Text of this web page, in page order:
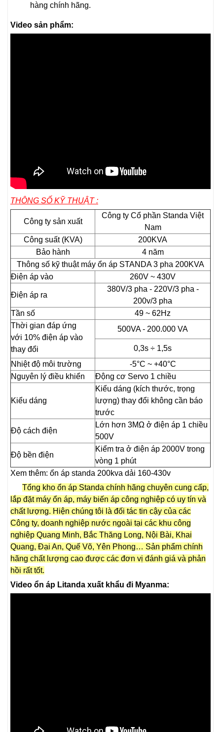
hàng chính hãng.
Video sản phẩm:
THÔNG SỐ KỸ THUẬT :
Công ty sản xuất
Công ty Cổ phần Standa Việt
Nam
Công suất (KVA)
200KVA
Bảo hành
4 năm
Thông số kỹ thuật máy ổn áp STANDA 3 pha 200KVA
Điện áp vào
260V ~ 430V
Điện áp ra
380V/3 pha - 220V/3 pha -
200v/3 pha
Tần số
49 ~ 62Hz
Thời gian đáp ứng
với 10% điện áp vào
thay đổi
500VA - 200.000 VA
0,3s ÷ 1,5s
Nhiệt độ môi trường
-5°C ~ +40°C
Nguyên lý điều khiển
Động cơ Servo 1 chiều
Kiểu dáng
Kiểu dáng (kích thước, trọng
lượng) thay đổi không cần báo
trước
Độ cách điện
Lớn hơn 3MΩ ở điện áp 1 chiều
500V
Độ bền điện
Kiểm tra ở điện áp 2000V trong
vòng 1 phút
Xem thêm: ổn áp standa 200kva dải 160-430v
Tổng kho ổn áp Standa chính hãng chuyên cung cấp,
lắp đặt máy ổn áp, máy biến áp công nghiệp có uy tín và
chất lượng. Hiện chúng tôi là đối tác tin cậy của các
Công ty, doanh nghiệp nước ngoài tại các khu công
nghiệp Quang Minh, Bắc Thăng Long, Nội Bài, Khai
Quang, Đại An, Quế Võ, Yên Phong… Sản phẩm chính
hãng chất lượng cao được các đơn vị đánh giá và phản
hồi rất tốt.
Video ổn áp Litanda xuất khẩu đi Myanma: